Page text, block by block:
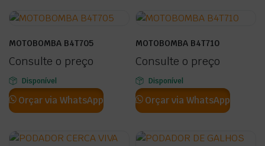
MOTOBOMBA B4T705
Consulte o preço
Disponível
Orçar via WhatsApp
MOTOBOMBA B4T710
Consulte o preço
Disponível
Orçar via WhatsApp